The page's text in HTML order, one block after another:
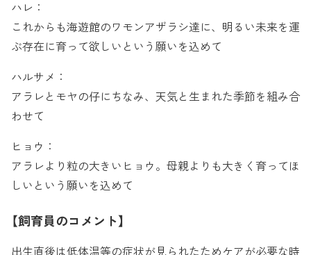
ハレ：
これからも海遊館のワモンアザラシ達に、明るい未来を運
ぶ存在に育って欲しいという願いを込めて
ハルサメ：
アラレとモヤの仔にちなみ、天気と生まれた季節を組み合
わせて
ヒョウ：
アラレより粒の大きいヒョウ。母親よりも大きく育ってほ
しいという願いを込めて
【飼育員のコメント】
出生直後は低体温等の症状が見られたためケアが必要な時